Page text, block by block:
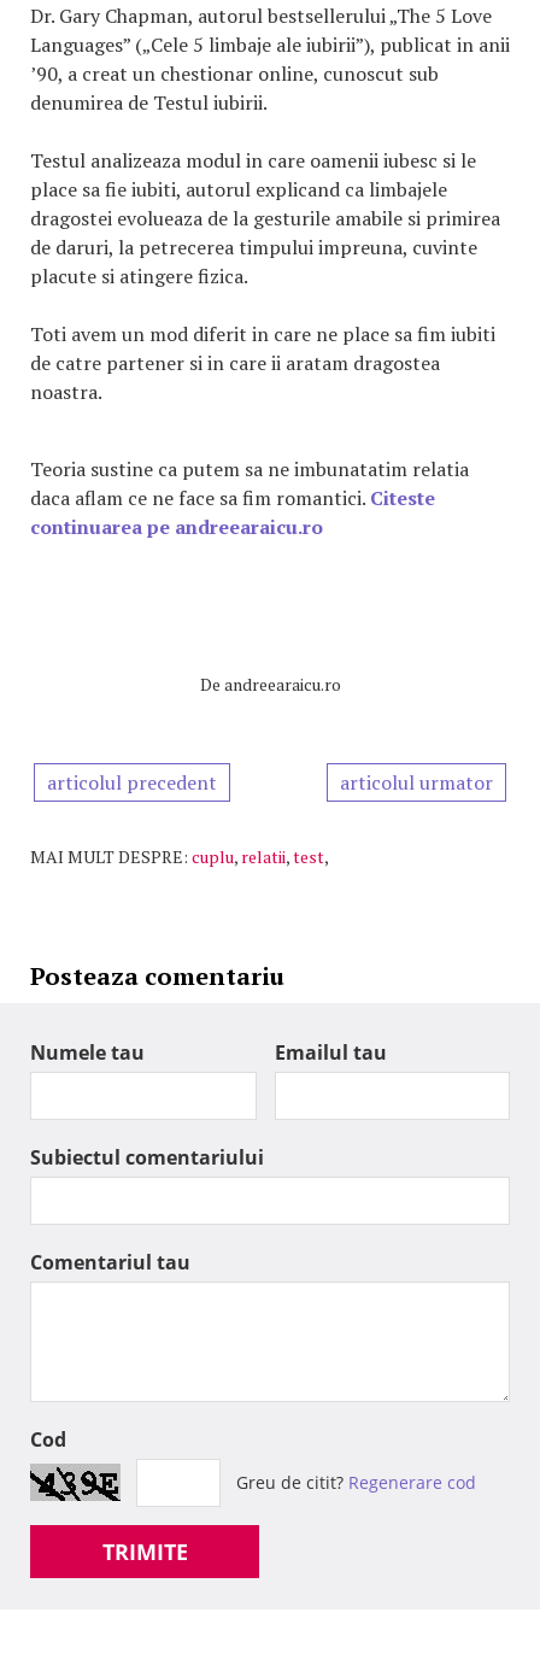
Dr. Gary Chapman, autorul bestsellerului „The 5 Love
Languages” („Cele 5 limbaje ale iubirii”), publicat in anii
’90, a creat un chestionar online, cunoscut sub
denumirea de Testul iubirii.
Testul analizeaza modul in care oamenii iubesc si le
place sa fie iubiti, autorul explicand ca limbajele
dragostei evolueaza de la gesturile amabile si primirea
de daruri, la petrecerea timpului impreuna, cuvinte
placute si atingere fizica.
Toti avem un mod diferit in care ne place sa fim iubiti
de catre partener si in care ii aratam dragostea
noastra.
Teoria sustine ca putem sa ne imbunatatim relatia
daca aflam ce ne face sa fim romantici. Citeste
continuarea pe andreearaicu.ro
De andreearaicu.ro
articolul precedent articolul urmator
MAI MULT DESPRE: cuplu, relatii,test,
Posteaza comentariu
Numele tau Emailul tau
Subiectul comentariului
Comentariul tau
Cod
Greu de citit? Regenerare cod
TRIMITE